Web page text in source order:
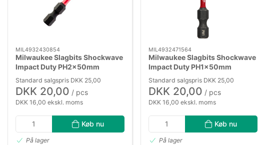
MIL4932430854
Milwaukee Slagbits Shockwave
Impact Duty PH2×50mm
Standard salgspris DKK 25,00
DKK 20,00 / pcs
DKK 16,00 ekskl. moms
Køb nu
På lager
MIL4932471564
Milwaukee Slagbits Shockwave
Impact Duty PH1×50mm
Standard salgspris DKK 25,00
DKK 20,00 / pcs
DKK 16,00 ekskl. moms
Køb nu
På lager